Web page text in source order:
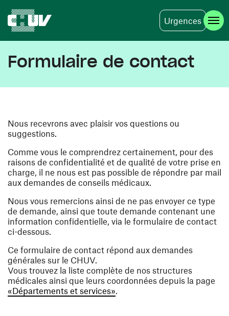
Urgences
Formulaire de contact
Nous recevrons avec plaisir vos questions ou
suggestions.
Comme vous le comprendrez certainement, pour des
raisons de confidentialité et de qualité de votre prise en
charge, il ne nous est pas possible de répondre par mail
aux demandes de conseils médicaux.
Nous vous remercions ainsi de ne pas envoyer ce type
de demande, ainsi que toute demande contenant une
information confidentielle, via le formulaire de contact
ci-dessous.
Ce formulaire de contact répond aux demandes
générales sur le CHUV.
Vous trouvez la liste complète de nos structures
médicales ainsi que leurs coordonnées depuis la page
«Départements et services».